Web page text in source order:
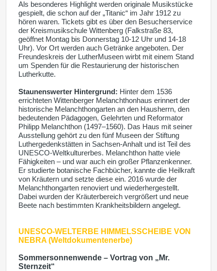
Als besonderes Highlight werden originale Musikstücke
gespielt, die schon auf der „Titanic“ im Jahr 1912 zu
hören waren. Tickets gibt es über den Besucherservice
der Kreismusikschule Wittenberg (Falkstraße 83,
geöffnet Montag bis Donnerstag 10-12 Uhr und 14-18
Uhr). Vor Ort werden auch Getränke angeboten. Der
Freundeskreis der LutherMuseen wirbt mit einem Stand
um Spenden für die Restaurierung der historischen
Lutherkutte.
Staunenswerter Hintergrund: Hinter dem 1536
errichteten Wittenberger Melanchthonhaus erinnert der
historische Melanchthongarten an den Hausherrn, den
bedeutenden Pädagogen, Gelehrten und Reformator
Philipp Melanchthon (1497–1560). Das Haus mit seiner
Ausstellung gehört zu den fünf Museen der Stiftung
Luthergedenkstätten in Sachsen-Anhalt und ist Teil des
UNESCO-Weltkulturerbes. Melanchthon hatte viele
Fähigkeiten – und war auch ein großer Pflanzenkenner.
Er studierte botanische Fachbücher, kannte die Heilkraft
von Kräutern und setzte diese ein. 2016 wurde der
Melanchthongarten renoviert und wiederhergestellt.
Dabei wurden der Kräuterbereich vergrößert und neue
Beete nach bestimmten Krankheitsbildern angelegt.
UNESCO-WELTERBE HIMMELSSCHEIBE VON
NEBRA (Weltdokumentenerbe)
Sommersonnenwende – Vortrag von „Mr.
Sternzeit“